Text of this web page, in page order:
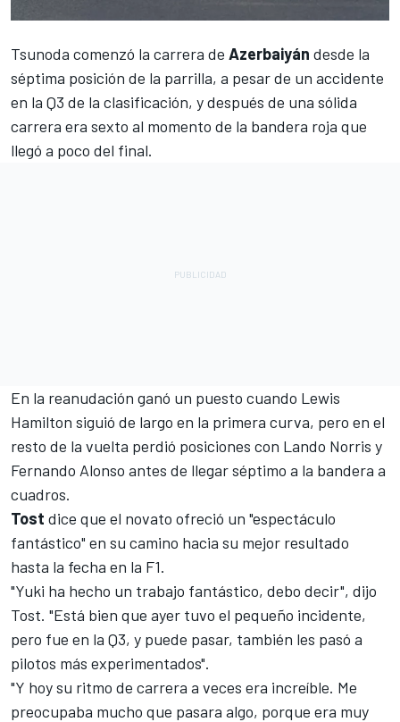
Tsunoda comenzó la carrera de Azerbaiyán desde la
séptima posición de la parrilla, a pesar de un accidente
en la Q3 de la clasificación, y después de una sólida
carrera era sexto al momento de la bandera roja que
llegó a poco del final.
En la reanudación ganó un puesto cuando Lewis
Hamilton siguió de largo en la primera curva, pero en el
resto de la vuelta perdió posiciones con Lando Norris y
Fernando Alonso antes de llegar séptimo a la bandera a
cuadros.
Tost dice que el novato ofreció un "espectáculo
fantástico" en su camino hacia su mejor resultado
hasta la fecha en la F1.
"Yuki ha hecho un trabajo fantástico, debo decir", dijo
Tost. "Está bien que ayer tuvo el pequeño incidente,
pero fue en la Q3, y puede pasar, también les pasó a
pilotos más experimentados".
"Y hoy su ritmo de carrera a veces era increíble. Me
preocupaba mucho que pasara algo, porque era muy